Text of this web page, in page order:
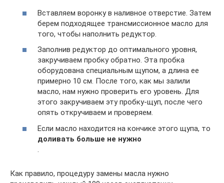
Вставляем воронку в наливное отверстие. Затем
берем подходящее трансмиссионное масло для
того, чтобы наполнить редуктор.
Заполнив редуктор до оптимального уровня,
закручиваем пробку обратно. Эта пробка
оборудована специальным щупом, а длина ее
примерно 10 см. После того, как мы залили
масло, нам нужно проверить его уровень. Для
этого закручиваем эту пробку-щуп, после чего
опять откручиваем и проверяем.
Если масло находится на кончике этого щупа, то
доливать больше не нужно
Как правило, процедуру замены масла нужно